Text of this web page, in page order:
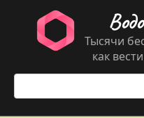
контенту
Тысячи
как
Поиск: